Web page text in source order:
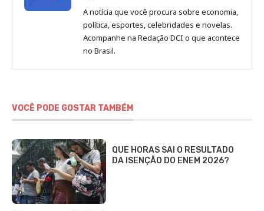
de
Redação
Jornal
DCI
A notícia que você procura sobre economia,
política, esportes, celebridades e novelas.
Acompanhe na Redação DCI o que acontece
no Brasil.
VOCÊ PODE GOSTAR TAMBÉM
QUE HORAS SAI O RESULTADO
DA ISENÇÃO DO ENEM 2026?